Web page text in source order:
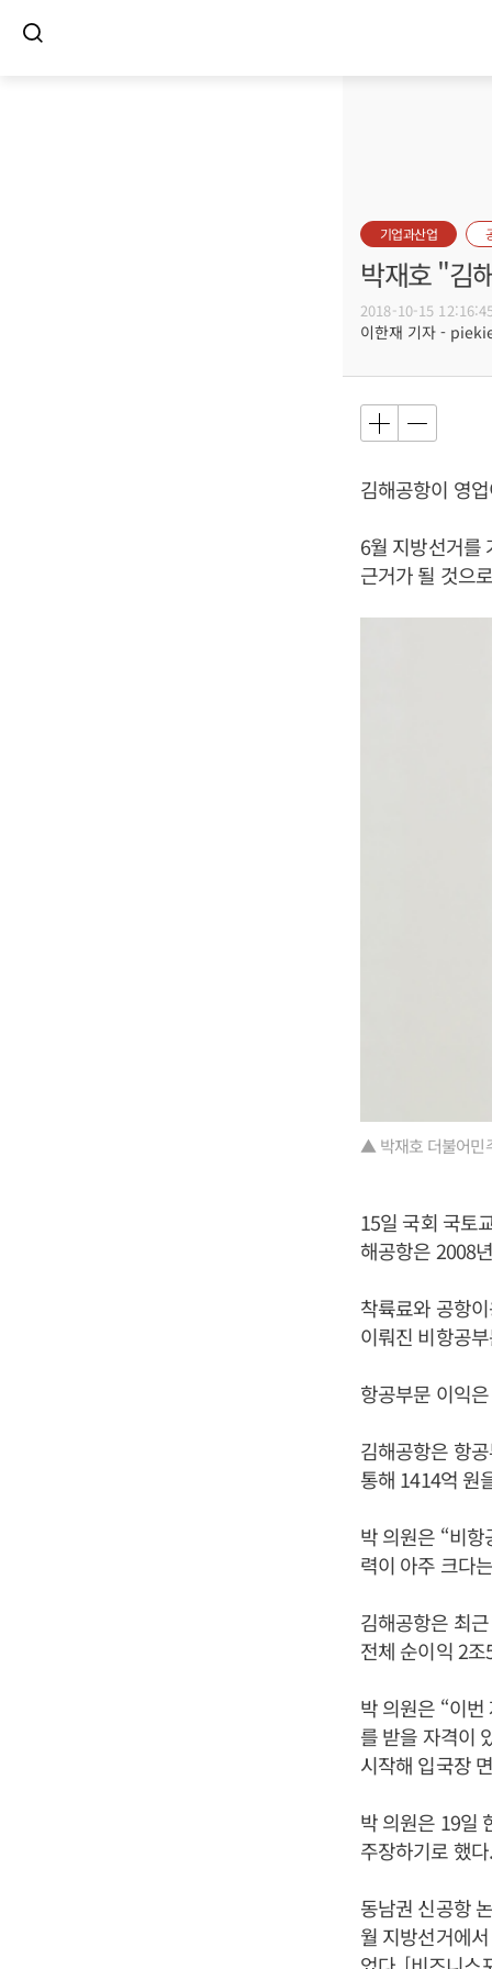
기업과산업
박재호 "김
2018-10-15
이한재 기자 -
김해공항이 영
6월 지방선거를
근거가 될 것으
▲ 박재호 더불어민
15일 국회 국토
해공항은 2008
착륙료와 공항
이뤄진 비항공
항공부문 이익
김해공항은 항
통해 1414억 원
박 의원은 “비
력이 아주 크다
김해공항은 최
전체 순이익 2
박 의원은 “이
를 받을 자격이
시작해 입국장
박 의원은 19일
주장하기로 했다.
동남권 신공항
월 지방선거에서